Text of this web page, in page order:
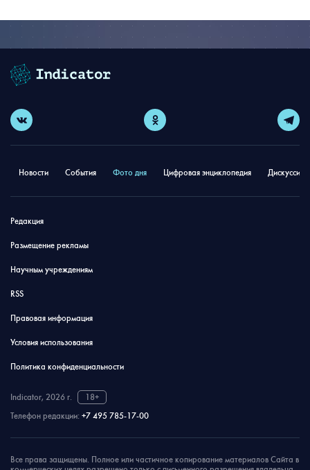
Новости События Фото дня Цифровая энциклопедия
Редакция
Размещение рекламы
Научным учреждениям
RSS
Правовая информация
Условия использования
Политика конфиденциальности
Indicator, 2026 г.
18+
Телефон редакции: +7 495 785-17-00
Все права защищены. Полное или частичное копирование материалов Сайта в